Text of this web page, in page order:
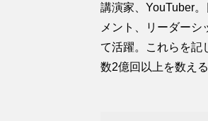
講演家、YouTuber
メント、リーダー
て活躍。これらを記
数2億回以上を数える